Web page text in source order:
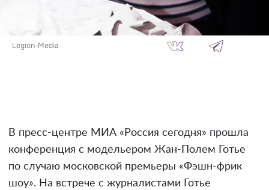
Legion-Media
В пресс-центре МИА «Россия сегодня» прошла
конференция с модельером Жан-Полем Готье
по случаю московской премьеры «Фэшн-фрик
шоу». На встрече с журналистами Готье